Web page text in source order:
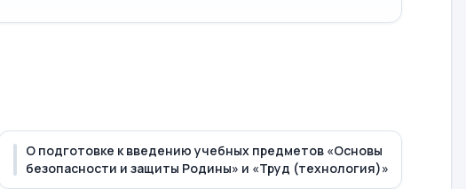
О подготовке к введению учебных предметов «Основы
безопасности и защиты Родины» и «Труд (технология)»